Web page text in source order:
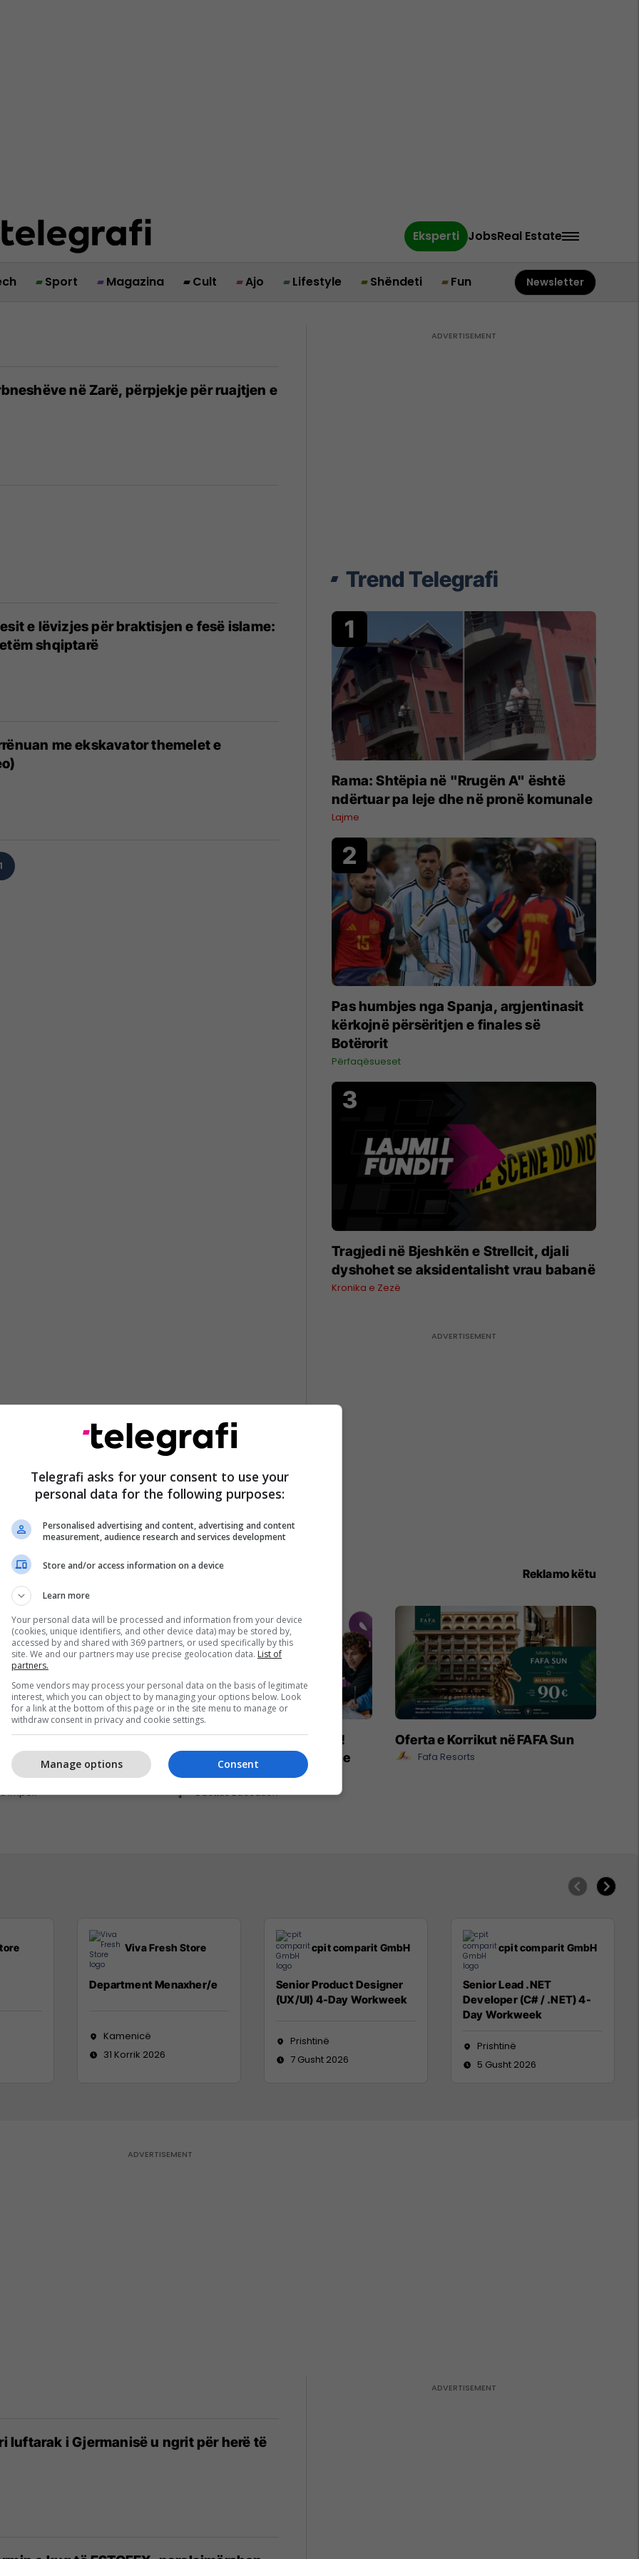
Eksperti JobsReal Estate
Sport Magazina Cult Ajo Lifestyle Shëndeti Fun Newsletter
në Zarë, përpjekje për ruajtjen e
e lëvizjes për braktisjen e fesë islame:
shqiptarë
me ekskavator themelet e
1
Trend Telegrafi
Rama: Shtëpia në "Rrugën A" është
ndërtuar pa leje dhe në pronë komunale
Lajme
Pas humbjes nga Spanja, argjentinasit
kërkojnë përsëritjen e finales së
Botërorit
Përfaqësueset
Tragjedi në Bjeshkën e Strellcit, djali
dyshohet se aksidentalisht vrau babanë
Kronika e Zezë
Reklamo këtu
sjell në treg
reja për çdo shije
Impex
Maturant, puno nga shtëpia!
Studio Siguri Kibernetike ose
Programim
Cacttus Education
Oferta e Korrikut në FAFA Sun
Fafa Resorts
Viva Fresh Store
Department Menaxher/e
Kamenicë
31 Korrik 2026
cpit comparit GmbH
Senior Product Designer
(UX/UI) 4-Day Workweek
Prishtinë
7 Gusht 2026
cpit comparit GmbH
Senior Lead .NET
Developer (C# / .NET) 4-
Day Workweek
Prishtinë
5 Gusht 2026
luftarak i Gjermanisë u ngrit për herë të
Telegrafi asks for your consent to use your
personal data for the following purposes:
Personalised advertising and content, advertising and content
measurement, audience research and services development
Store and/or access information on a device
Learn more
Your personal data will be processed and information from your device
(cookies, unique identifiers, and other device data) may be stored by,
accessed by and shared with 369 partners, or used specifically by this
site. We and our partners may use precise geolocation data. List of
partners.
Some vendors may process your personal data on the basis of legitimate
interest, which you can object to by managing your options below. Look
for a link at the bottom of this page or in the site menu to manage or
withdraw consent in privacy and cookie settings.
Consent
Manage options